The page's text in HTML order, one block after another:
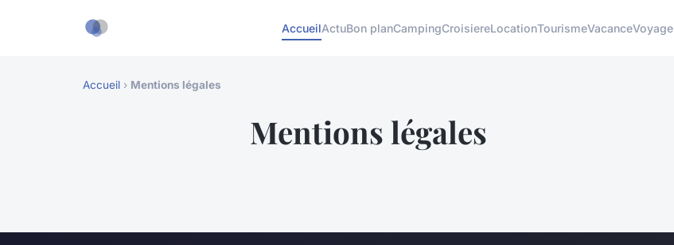
AccueilActuBon planCampingCroisiereLocationTourismeVacanceVoyage
Accueil › Mentions légales
Mentions légales